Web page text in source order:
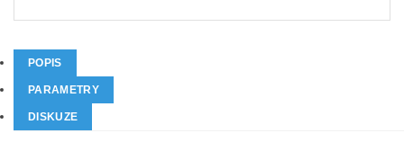
POPIS
PARAMETRY
DISKUZE